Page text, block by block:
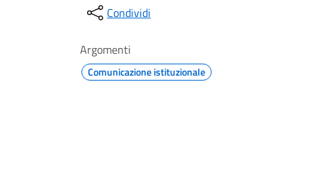
Condividi
Argomenti
Comunicazione istituzionale